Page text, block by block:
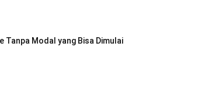
Tanpa Modal yang Bisa Dimulai